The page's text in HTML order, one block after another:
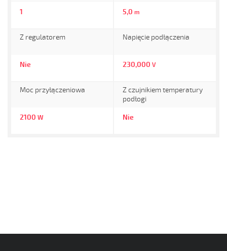
1 5,0 m
Z regulatorem
Nie
Napięcie podłączenia
230,000 V
Moc przyłączeniowa
2100 W
Z czujnikiem temperatury
podłogi
Nie